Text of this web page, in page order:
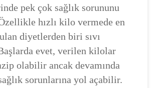
pek çok sağlık sorununu
hızlı kilo vermede en
diyetlerden biri sıvı
evet, verilen kilolar
olabilir ancak devamında
sorunlarına yol açabilir.